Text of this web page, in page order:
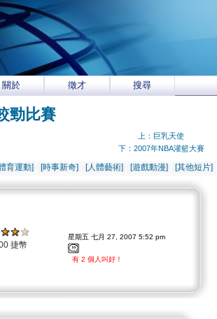
關於 徵才 搜尋
勁比賽
上：巨乳天使
下：2007年NBA灌籃大賽
育運動] [時事新奇] [人體藝術] [遊戲動漫] [其他短片]
捷幣
星期五 七月 27, 2007 5:52 pm
有 2 個人叫好！